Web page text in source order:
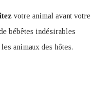
votre animal avant votre
bébêtes indésirables
animaux des hôtes.